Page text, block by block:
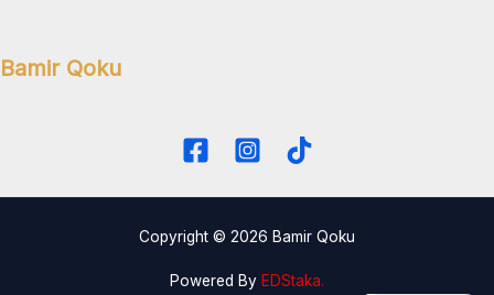
Bamir Qoku
Copyright © 2026 Bamir Qoku
Powered By EDStaka.